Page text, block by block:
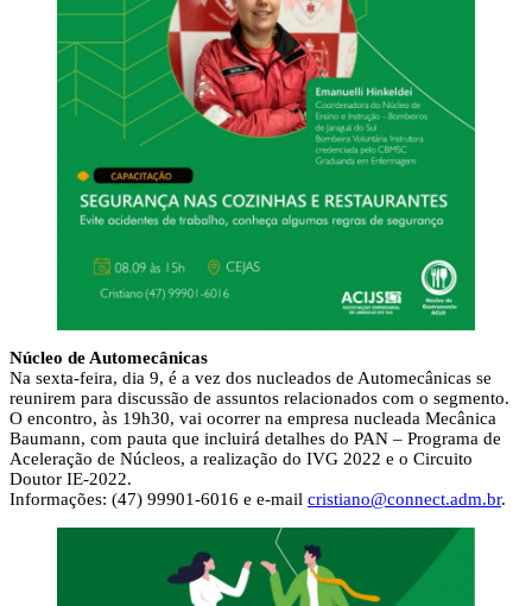
Núcleo de Automecânicas
Na sexta-feira, dia 9, é a vez dos nucleados de Automecânicas se
reunirem para discussão de assuntos relacionados com o segmento.
O encontro, às 19h30, vai ocorrer na empresa nucleada Mecânica
Baumann, com pauta que incluirá detalhes do PAN – Programa de
Aceleração de Núcleos, a realização do IVG 2022 e o Circuito
Doutor IE-2022.
Informações: (47) 99901-6016 e e-mail cristiano@connect.adm.br.